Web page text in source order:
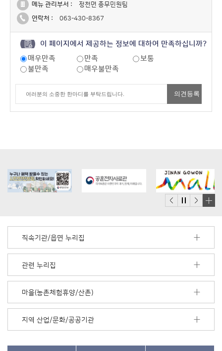
메뉴 관리부서 :
정천면 총무민원팀
연락처 :
063-430-8367
이 페이지에서 제공하는 정보에 대하여 만족하십니까?
매우만족
만족
보통
불만족
매우불만족
더
기
직속기관/읍면 누리집
관련 누리집
마을(농촌체험휴양/산촌)
지역 산업/문화/공공기관